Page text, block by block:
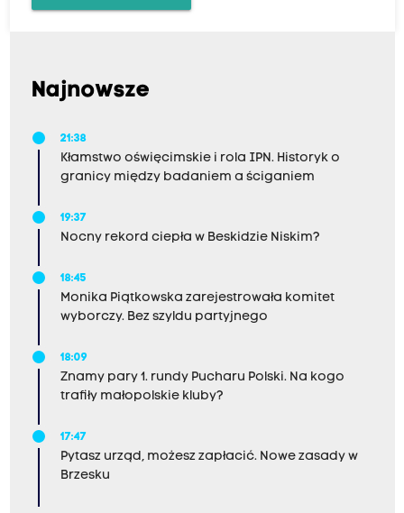
Najnowsze
21:38
Kłamstwo oświęcimskie i rola IPN. Historyk o
granicy między badaniem a ściganiem
19:37
Nocny rekord ciepła w Beskidzie Niskim?
18:45
Monika Piątkowska zarejestrowała komitet
wyborczy. Bez szyldu partyjnego
18:09
Znamy pary 1. rundy Pucharu Polski. Na kogo
trafiły małopolskie kluby?
17:47
Pytasz urząd, możesz zapłacić. Nowe zasady w
Brzesku